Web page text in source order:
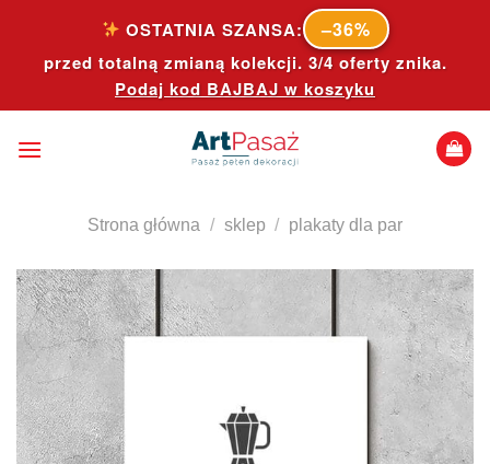
content
OSTATNIA SZANSA: –36%
przed totalną zmianą kolekcji. 3/4 oferty znika.
Podaj kod BAJBAJ w koszyku
Strona główna / sklep / plakaty dla par